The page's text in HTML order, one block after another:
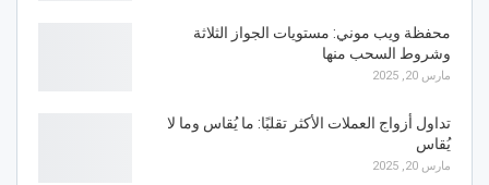
محفظة ويب موني: مستويات الجواز الثلاثة
وشروط السحب منها
مارس 20, 2025
تداول أزواج العملات الأكثر تقلبًا: ما يُقاس وما لا
يُقاس
مارس 20, 2025